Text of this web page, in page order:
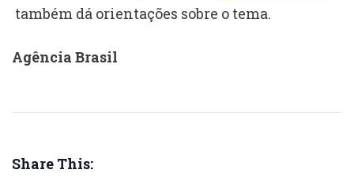
também dá orientações sobre o tema.
Agência Brasil
Share This: